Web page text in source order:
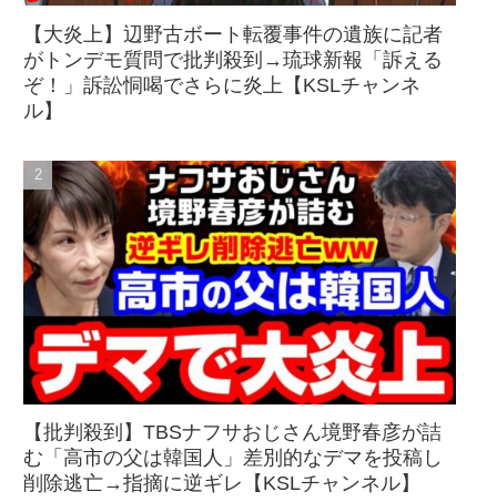
【大炎上】辺野古ボート転覆事件の遺族に記者
がトンデモ質問で批判殺到→琉球新報「訴える
ぞ！」訴訟恫喝でさらに炎上【KSLチャンネ
ル】
【批判殺到】TBSナフサおじさん境野春彦が詰
む「高市の父は韓国人」差別的なデマを投稿し
削除逃亡→指摘に逆ギレ【KSLチャンネル】